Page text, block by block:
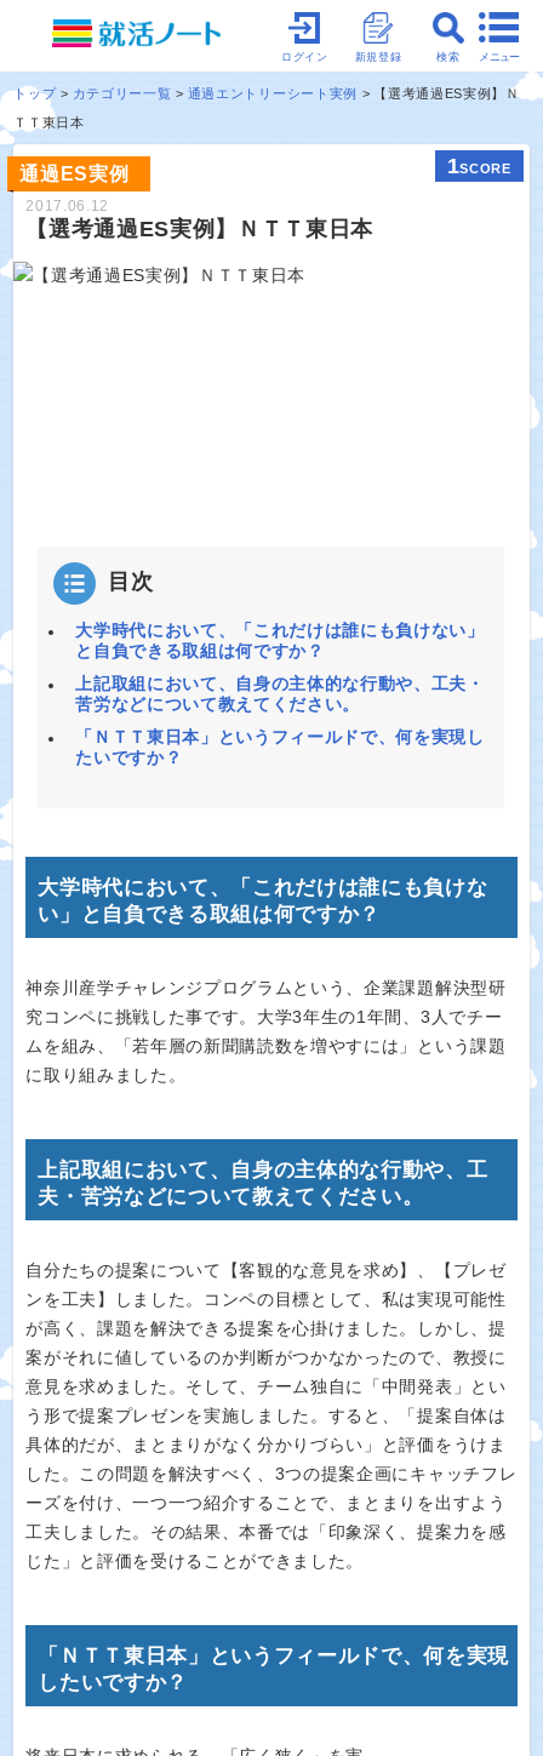
メニュー
検索
新規登録
ログイン
トップ カテゴリー一覧 通過エントリーシート実例
【選考通過ES実例】Ｎ
ＴＴ東日本
通過ES実例 1SCORE
2017.06.12
【選考通過ES実例】ＮＴＴ東日本
目次
大学時代において、「これだけは誰にも負けない」
と自負できる取組は何ですか？
上記取組において、自身の主体的な行動や、工夫・
苦労などについて教えてください。
「ＮＴＴ東日本」というフィールドで、何を実現し
たいですか？
大学時代において、「これだけは誰にも負けな
い」と自負できる取組は何ですか？
神奈川産学チャレンジプログラムという、企業課題解決型研
究コンペに挑戦した事です。大学3年生の1年間、3人でチー
ムを組み、「若年層の新聞購読数を増やすには」という課題
に取り組みました。
上記取組において、自身の主体的な行動や、工
夫・苦労などについて教えてください。
自分たちの提案について【客観的な意見を求め】、【プレゼ
ンを工夫】しました。コンペの目標として、私は実現可能性
が高く、課題を解決できる提案を心掛けました。しかし、提
案がそれに値しているのか判断がつかなかったので、教授に
意見を求めました。そして、チーム独自に「中間発表」とい
う形で提案プレゼンを実施しました。すると、「提案自体は
具体的だが、まとまりがなく分かりづらい」と評価をうけま
した。この問題を解決すべく、3つの提案企画にキャッチフレ
ーズを付け、一つ一つ紹介することで、まとまりを出すよう
工夫しました。その結果、本番では「印象深く、提案力を感
じた」と評価を受けることができました。
「ＮＴＴ東日本」というフィールドで、何を実現
したいですか？